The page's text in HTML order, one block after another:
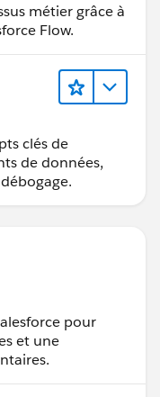
métier grâce à
Flow.
clés de
de données,
pour
et une